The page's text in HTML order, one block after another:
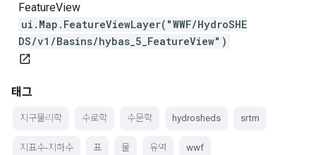
FeatureView
ui.Map.FeatureViewLayer("WWF/HydroSHE
DS/v1/Basins/hybas_5_FeatureView")
open_in_new
태그
지구물리학 수로학 수문학 hydrosheds srtm
지표수-지하수 표 물 유역 wwf